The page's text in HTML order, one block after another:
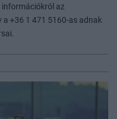
az
a +36 1 471 5160-as adnak